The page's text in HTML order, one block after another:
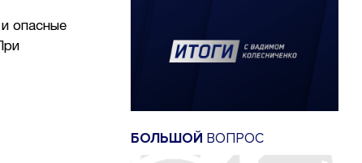
опасные
БОЛЬШОЙ ВОПРОС